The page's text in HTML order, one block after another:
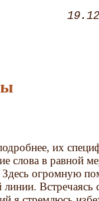
их
слова в равной
огромную
Встречаясь